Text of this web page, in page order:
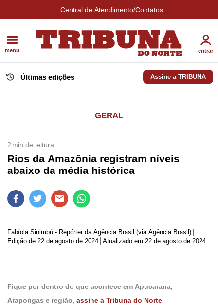
Central de Atendimento/Contatos
menu entrar
Últimas edições Assine a TRIBUNA
GERAL
2 min de leitura
Rios da Amazônia registram níveis
abaixo da média histórica
Fabíola Sinimbú - Repórter da Agência Brasil (via Agência Brasil)
Edição de 22 de agosto de 2024 Atualizado em 22 de agosto de 2024
Fique por dentro do que acontece em Apucarana,
Arapongas e região, assine a Tribuna do Norte.